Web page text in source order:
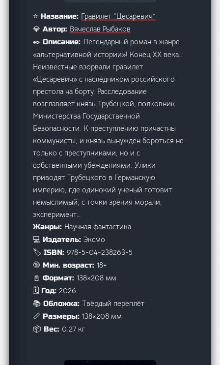
⭐ Название: Гравилет “Цесаревич”
💎 Автор: Вячеслав Рыбаков
✒️ Описание:Легендарный роман в жанре
«альтернативной истории»! Конец ХХ века…
Неизвестные взорвали гравилет
«Цесаревич» с наследником российского
престола на борту. Расследование
возглавляет князь Трубецкой, полковник
Министерства Государственной
Безопасности. К преступлению причастны
коммунисты, и князь вынужден бороться не
только с преступниками, но и с
собственными убеждениями. Улики
приводят Трубецкого в Германскую
империю, где одинокий ученый готовит
немыслимый, с точки зрения морали,
эксперимент…
Жанры: Научная фантастика
💻 Издатель: Эксмо
🏷️ ISBN:978-5-04-238263-5
🔞 Мин. возраст:18+
📓 Формат:138×208 мм
🗓️ Год:2026
📚 Обложка:Твёрдый переплёт
📏 Размеры:138×208 мм
📦 Вес:0.27 кг